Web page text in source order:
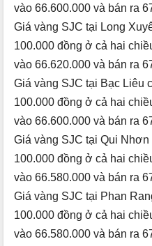
vào 66.600.000 và bán ra
Giá vàng SJC tại Long
100.000 đồng ở cả hai
vào 66.620.000 và bán ra
Giá vàng SJC tại Bạc Liêu
100.000 đồng ở cả hai
vào 66.600.000 và bán ra
Giá vàng SJC tại Qui
100.000 đồng ở cả hai
vào 66.580.000 và bán ra
Giá vàng SJC tại Phan
100.000 đồng ở cả hai
vào 66.580.000 và bán ra